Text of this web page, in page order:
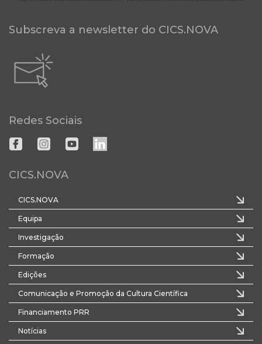
Subscreva a newsletter do CICS.NOVA
Redes Sociais
CICS.NOVA
CICS.NOVA
Equipa
Investigação
Formação
Edições
Comunicação e Promoção da Cultura Científica
Financiamento PRR
Notícias